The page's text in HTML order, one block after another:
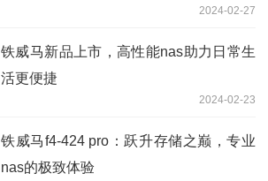
2024-02-27
铁威马新品上市，高性能nas助力日常生
活更便捷
2024-02-23
铁威马f4-424 pro：跃升存储之巅，专业
nas的极致体验